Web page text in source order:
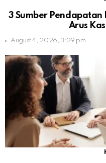
3 Sumber
Arus
August 4, 2026, 3:29 pm